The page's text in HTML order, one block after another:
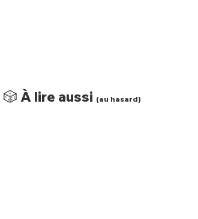
🎲 À lire aussi (au hasard)